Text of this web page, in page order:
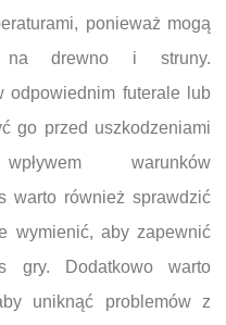
ponieważ mogą
na drewno i struny.
odpowiednim futerale lub
go przed uszkodzeniami
warunków
warto również sprawdzić
wymienić, aby zapewnić
gry. Dodatkowo warto
uniknąć problemów z